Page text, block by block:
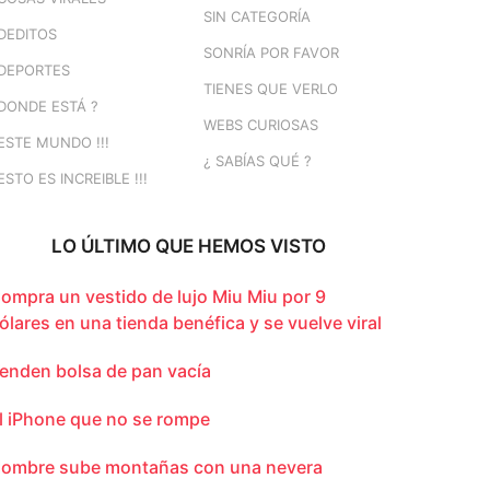
ESTÁ ?
MUNDO !!!
ES INCREIBLE !!!
SIN CATEGORÍA
SONRÍA POR FAVOR
TIENES QUE VERLO
WEBS CURIOSAS
¿ SABÍAS QUÉ ?
LO ÚLTIMO QUE HEMOS VISTO
un vestido de lujo Miu Miu por 9
en una tienda benéfica y se vuelve viral
bolsa de pan vacía
iPhone que no se rompe
sube montañas con una nevera